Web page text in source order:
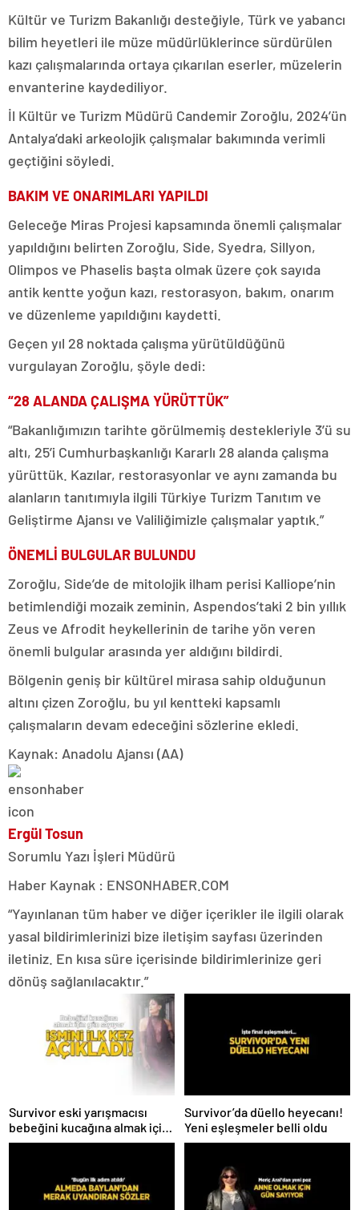
Kültür ve Turizm Bakanlığı desteğiyle, Türk ve yabancı
bilim heyetleri ile müze müdürlüklerince sürdürülen
kazı çalışmalarında ortaya çıkarılan eserler, müzelerin
envanterine kaydediliyor.
İl Kültür ve Turizm Müdürü Candemir Zoroğlu, 2024’ün
Antalya’daki arkeolojik çalışmalar bakımında verimli
geçtiğini söyledi.
BAKIM VE ONARIMLARI YAPILDI
Geleceğe Miras Projesi kapsamında önemli çalışmalar
yapıldığını belirten Zoroğlu, Side, Syedra, Sillyon,
Olimpos ve Phaselis başta olmak üzere çok sayıda
antik kentte yoğun kazı, restorasyon, bakım, onarım
ve düzenleme yapıldığını kaydetti.
Geçen yıl 28 noktada çalışma yürütüldüğünü
vurgulayan Zoroğlu, şöyle dedi:
“28 ALANDA ÇALIŞMA YÜRÜTTÜK”
“Bakanlığımızın tarihte görülmemiş destekleriyle 3’ü su
altı, 25’i Cumhurbaşkanlığı Kararlı 28 alanda çalışma
yürüttük. Kazılar, restorasyonlar ve aynı zamanda bu
alanların tanıtımıyla ilgili Türkiye Turizm Tanıtım ve
Geliştirme Ajansı ve Valiliğimizle çalışmalar yaptık.”
ÖNEMLİ BULGULAR BULUNDU
Zoroğlu, Side’de de mitolojik ilham perisi Kalliope’nin
betimlendiği mozaik zeminin, Aspendos’taki 2 bin yıllık
Zeus ve Afrodit heykellerinin de tarihe yön veren
önemli bulgular arasında yer aldığını bildirdi.
Bölgenin geniş bir kültürel mirasa sahip olduğunun
altını çizen Zoroğlu, bu yıl kentteki kapsamlı
çalışmaların devam edeceğini sözlerine ekledi.
Kaynak: Anadolu Ajansı (AA)
Ergül Tosun
Sorumlu Yazı İşleri Müdürü
Haber Kaynak : ENSONHABER.COM
“Yayınlanan tüm haber ve diğer içerikler ile ilgili olarak
yasal bildirimlerinizi bize iletişim sayfası üzerinden
iletiniz. En kısa süre içerisinde bildirimlerinize geri
dönüş sağlanılacaktır.”
Survivor eski yarışmacısı
bebeğini kucağına almak için
gün sayıyor! İsmini ilk kez
Survivor’da düello heyecanı!
Yeni eşleşmeler belli oldu